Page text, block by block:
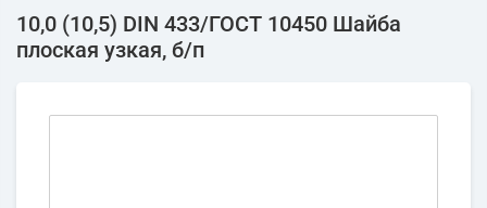
10,0 (10,5) DIN 433/ГОСТ 10450 Шайба
плоская узкая, б/п